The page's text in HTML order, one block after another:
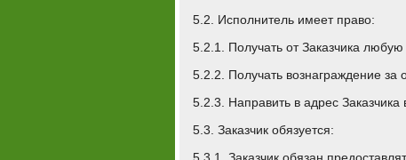
5.2. Исполнитель имеет право:
5.2.1. Получать от Заказчика
5.2.2. Получать вознаграждение за
5.2.3. Направить в адрес
5.3. Заказчик обязуется: